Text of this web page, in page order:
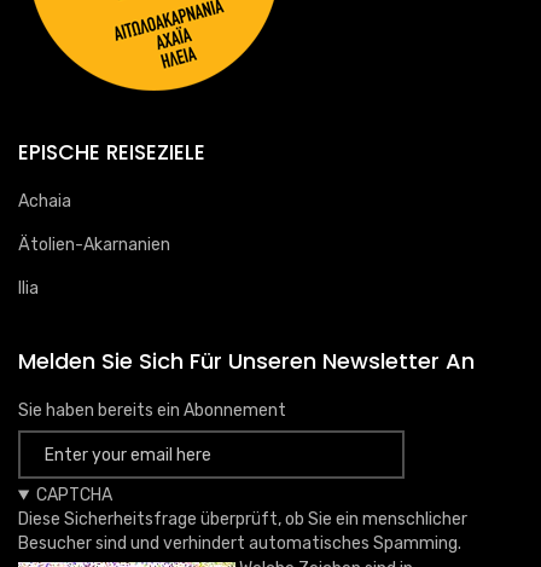
EPISCHE REISEZIELE
Achaia
Ätolien-Akarnanien
Ilia
Melden Sie Sich Für Unseren Newsletter An
Sie haben bereits ein Abonnement
CAPTCHA
Diese Sicherheitsfrage überprüft, ob Sie ein menschlicher
Besucher sind und verhindert automatisches Spamming.